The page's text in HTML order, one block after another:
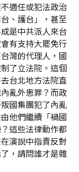
適任或犯法政治
、護台」，甚至
是中共派人來台
有支持大罷免行
灣的代理人，國
了立法院。這個
台北地方法院直
亂外患罪？而政
國集團犯了內亂
他們繼續「禍國
這些法律動作都
演說中指責反對
，請問誰才是雜